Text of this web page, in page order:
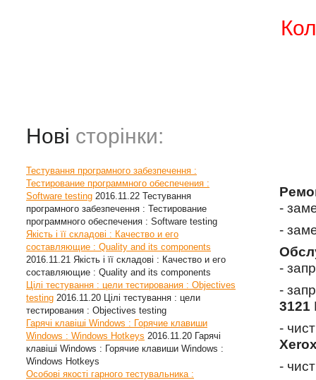
Нові сторінки:
Тестування програмного забезпечення :
Тестирование программного обеспечения :
Software testing 2016.11.22 Тестування
програмного забезпечення : Тестирование
программного обеспечения : Software testing
Якість і її складові : Качество и его
составляющие : Quality and its components
2016.11.21 Якість і її складові : Качество и его
составляющие : Quality and its components
Цілі тестування : цели тестирования : Objectives
testing 2016.11.20 Цілі тестування : цели
тестирования : Objectives testing
Гарячі клавіші Windows : Горячие клавиши
Windows : Windows Hotkeys 2016.11.20 Гарячі
клавіші Windows : Горячие клавиши Windows :
Windows Hotkeys
Особові якості гарного тестувальника :
-
-
-
-
3121
-
-